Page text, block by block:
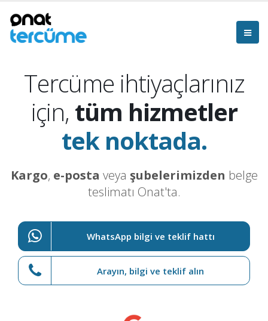
Tercüme ihtiyaçlarınız
için, tüm hizmetler
tek noktada.
Kargo, e-posta veya şubelerimizden belge
teslimatı Onat'ta.
WhatsApp bilgi ve teklif hattı
Arayın, bilgi ve teklif alın